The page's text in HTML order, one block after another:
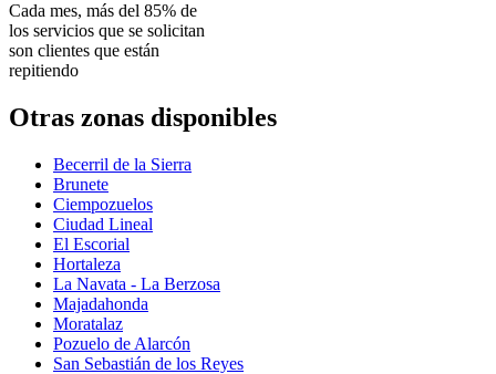
Cada mes, más del 85% de
los servicios que se solicitan
son clientes que están
repitiendo
Otras zonas disponibles
Becerril de la Sierra
Brunete
Ciempozuelos
Ciudad Lineal
El Escorial
Hortaleza
La Navata - La Berzosa
Majadahonda
Moratalaz
Pozuelo de Alarcón
San Sebastián de los Reyes